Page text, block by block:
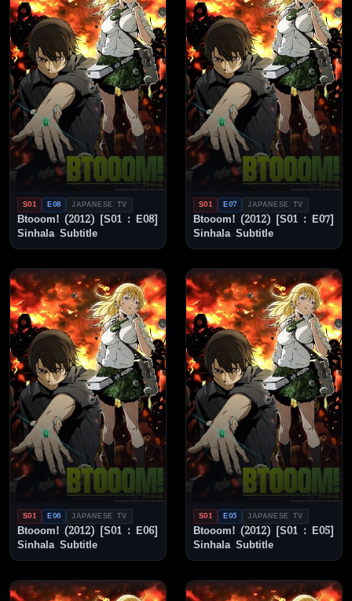
S01 E08 JAPANESE TV
Btooom! (2012) [S01 : E08]
Sinhala Subtitle
S01 E07 JAPANESE TV
Btooom! (2012) [S01 : E07]
Sinhala Subtitle
S01 E06 JAPANESE TV
Btooom! (2012) [S01 : E06]
Sinhala Subtitle
S01 E05 JAPANESE TV
Btooom! (2012) [S01 : E05]
Sinhala Subtitle